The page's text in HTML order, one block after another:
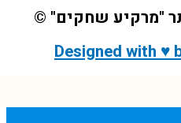
שחקים" ©
Designed